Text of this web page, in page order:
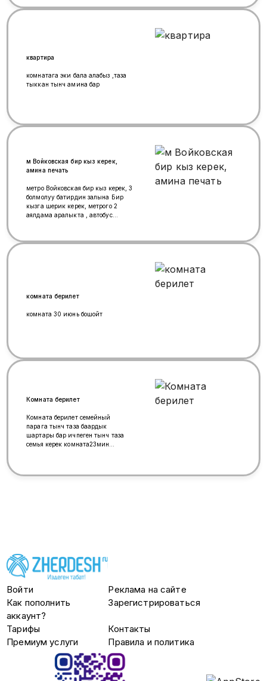
квартира
комнатага эки бала алабыз ,таза
тыккан тынч амина бар
м Войковская бир кыз керек,
амина печать
метро Войковская бир кыз керек, 3
болмолуу батирдин залына Бир
кызга шерик керек, метрого 2
аялдама аралыкта , автобус
комната берилет
комната 30 июнь бошойт
Комната берилет
Комната берилет семейный
парага тынч таза баардык
шартары бар ичпеген тынч таза
семья керек комната23мин
Войти
Реклама на сайте
Как пополнить
аккаунт?
Зарегистрироваться
Тарифы
Контакты
Премиум услуги
Правила и политика